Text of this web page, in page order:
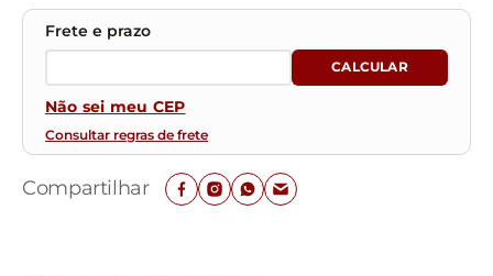
Não sei meu CEP
Consultar regras de frete
Compartilhar